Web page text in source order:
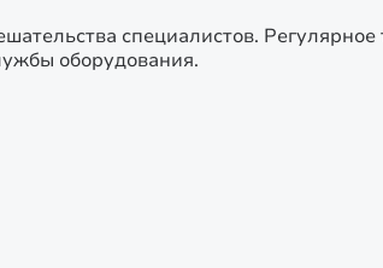
специалистов. Регулярное
оборудования.